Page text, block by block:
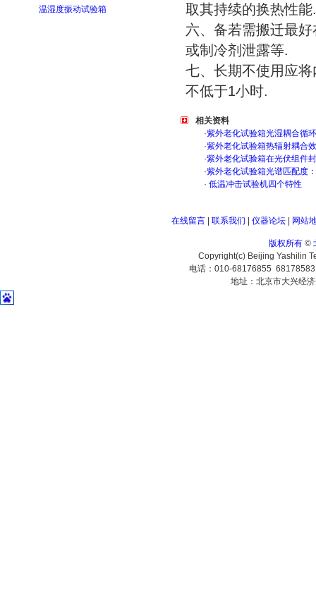
温湿度振动试验箱
取其持续的换热性能.
六、备若需搬迁最
或制冷剂泄露等.
七、长期不使用应
不低于1小时.
相关资料
·紫外老化试验箱光湿耦合循
·紫外老化试验箱热辐射耦合
·紫外老化试验箱在光伏组件
·紫外老化试验箱光谱匹配度
· 低温冲击试验机四个特性
在线留言| 联系我们 仪器论坛| 网站
版权所有©
Copyright(c) Beijing Yashilin
电话：010-68176855
地址：北京市大兴经